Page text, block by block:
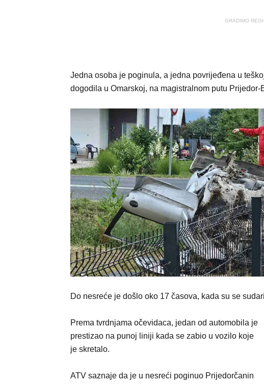
GRADIMO
Jedna osoba je poginula, a jedna povrijeđena u
dogodila u Omarskoj, na magistralnom putu Prijedor-
Do nesreće je došlo oko 17 časova, kada su se
Prema tvrdnjama očevidaca, jedan od automobila je
prestizao na punoj liniji kada se zabio u vozilo koje
je skretalo.
ATV saznaje da je u nesreći poginuo Prijedorčanin